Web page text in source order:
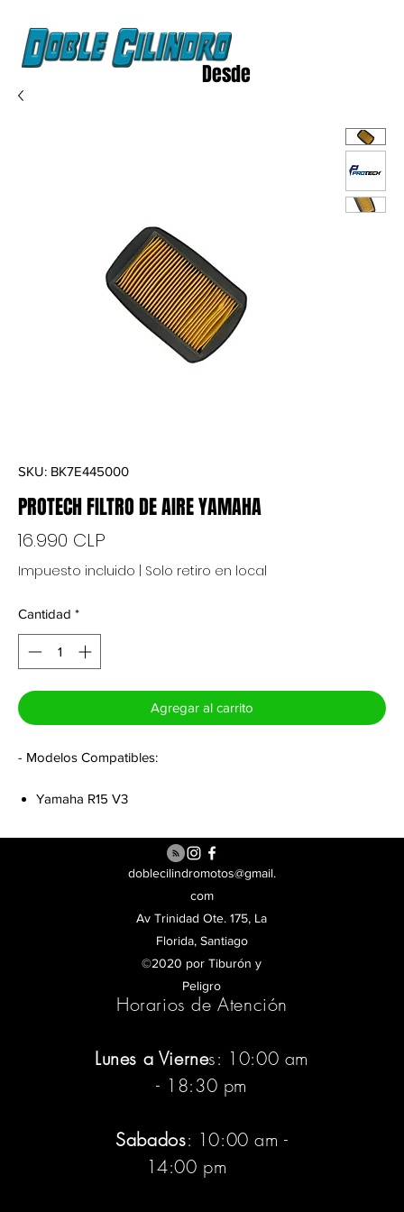
Desde
SKU: BK7E445000
PROTECH FILTRO DE AIRE YAMAHA
16.990 CLP
Impuesto incluido Solo retiro en local
Cantidad *
Agregar al carrito
- Modelos Compatibles:
Yamaha R15 V3
doblecilindromotos@gmail.
com
Av Trinidad Ote. 175, La
Florida, Santiago
©2020 por Tiburón y
Peligro
Horarios de Atención
Lunes a Viernes: 10:00 am
- 18:30 pm
Sabados: 10:00 am -
14:00 pm